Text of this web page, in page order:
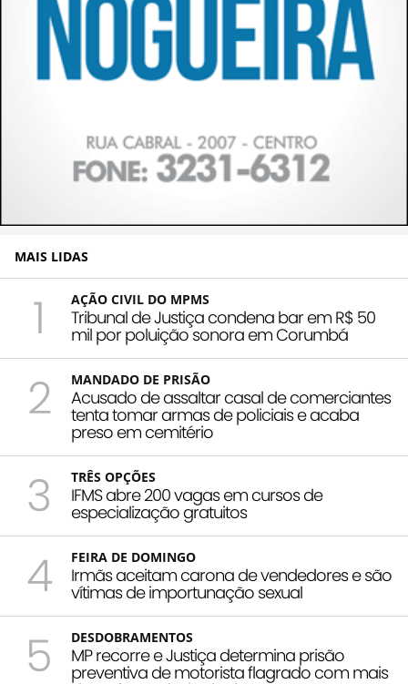
MAIS LIDAS
1 AÇÃO CIVIL DO MPMS
Tribunal de Justiça condena bar em R$ 50
mil por poluição sonora em Corumbá
2 MANDADO DE PRISÃO
Acusado de assaltar casal de comerciantes
tenta tomar armas de policiais e acaba
preso em cemitério
3 TRÊS OPÇÕES
IFMS abre 200 vagas em cursos de
especialização gratuitos
4 FEIRA DE DOMINGO
Irmãs aceitam carona de vendedores e são
vítimas de importunação sexual
5 DESDOBRAMENTOS
MP recorre e Justiça determina prisão
preventiva de motorista flagrado com mais